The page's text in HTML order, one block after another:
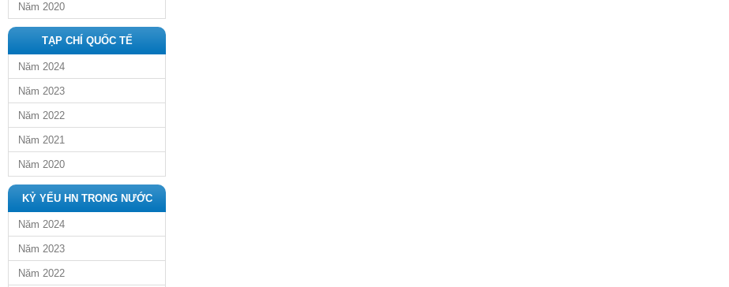
Năm 2020
TẠP CHÍ QUỐC TẾ
Năm 2024
Năm 2023
Năm 2022
Năm 2021
Năm 2020
KỶ YẾU HN TRONG NƯỚC
Năm 2024
Năm 2023
Năm 2022